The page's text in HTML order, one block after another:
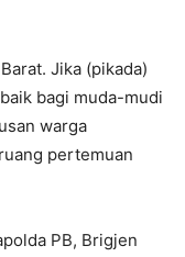
Jika (pikada)
bagi muda-mudi
warga
pertemuan
PB, Brigjen